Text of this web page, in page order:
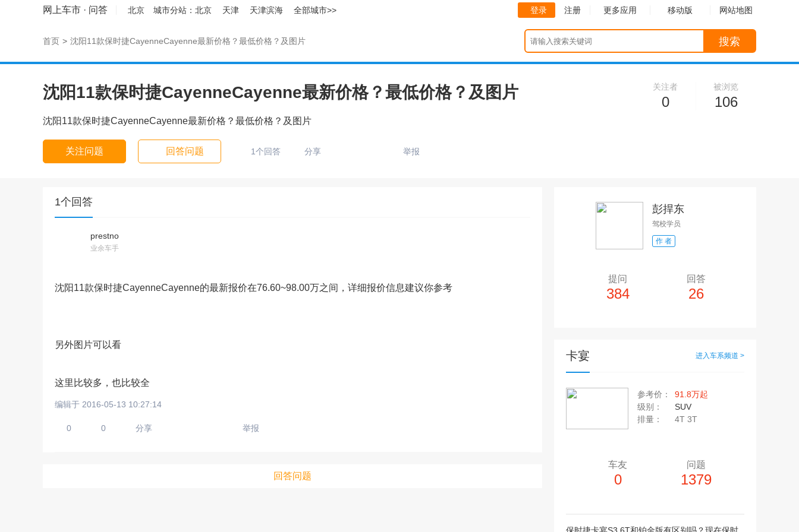
网上车市 · 问答 北京 城市分站： 北京 天津 天津滨海 全部城市>> 登录 注册 更多应用 移动版 网站地图
首页 > 沈阳11款保时捷CayenneCayenne最新价格？最低价格？及图片 搜索
沈阳11款保时捷CayenneCayenne最新价格？最低价格？及图片
沈阳11款保时捷CayenneCayenne最新价格？最低价格？及图片
关注问题 回答问题 1个回答 分享 举报
被浏览
106
关注者
0
1个回答
prestno
业余车手
沈阳11款保时捷CayenneCayenne的最新报价在76.60~98.00万之间，详细报价信息建议你参考
另外图片可以看
这里比较多，也比较全
编辑于 2016-05-13 10:27:14
0 0 分享 举报
回答问题
彭捍东
驾校学员
作 者
提问
384
回答
26
卡宴 进入车系频道 >
参考价：
91.8万起
级别：
SUV
排量：
4T 3T
车友
0
问题
1379
上传视频最多10个，单个视频小于200M